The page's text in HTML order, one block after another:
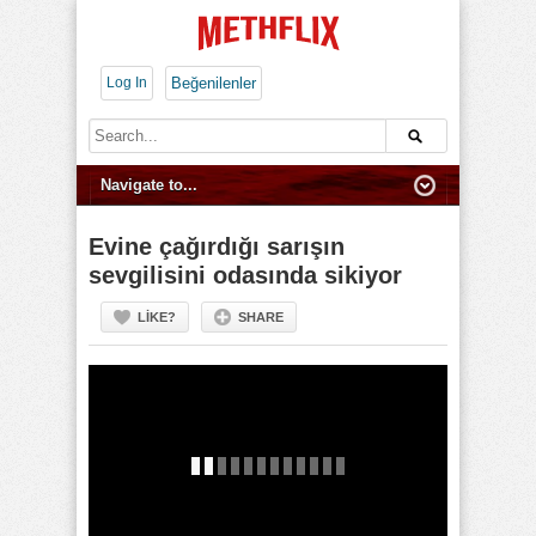
Log In Beğenilenler
Evine çağırdığı sarışın
sevgilisini odasında sikiyor
LIKE? SHARE